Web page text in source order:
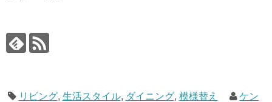
リビング, 生活スタイル, ダイニング, 模様替え ケン